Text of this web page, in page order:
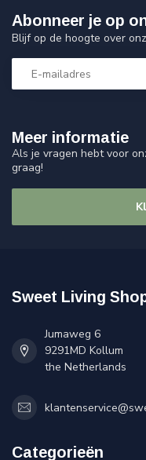
Meer informatie
Als je vragen hebt voor
graag!
Abonneer je op
Blijf op de hoogte over
Sweet Living
Jumaweg 6
9291MD Kollum
the Netherlands
Categorieën